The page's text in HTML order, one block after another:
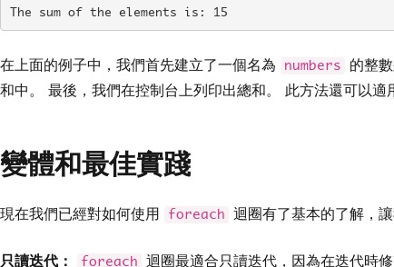
The sum of the elements is: 15
在上面的例子中，我們首先建立了一個名為 numbers 的整
和中。 最後，我們在控制台上列印出總和。 此方法還可以適
變體和最佳實踐
現在我們已經對如何使用 foreach 迴圈有了基本的了解，
只讀迭代： foreach 迴圈最適合只讀迭代，因為在迭代時